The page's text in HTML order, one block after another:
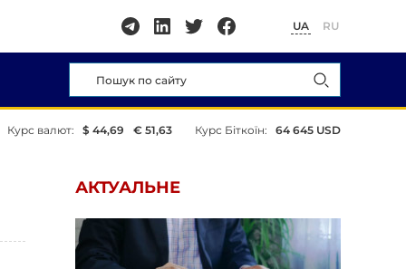
UA RU
Курс валют: $ 44,69 € 51,63 Курс Біткоїн: 64 645 USD
АКТУАЛЬНЕ